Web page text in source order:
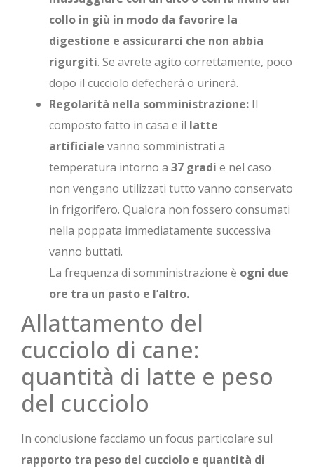
collo in giù in modo da favorire la
digestione e assicurarci che non abbia
rigurgiti. Se avrete agito correttamente, poco
dopo il cucciolo defecherà o urinerà.
Regolarità nella somministrazione: Il
composto fatto in casa e il latte
artificiale vanno somministrati a
temperatura intorno a 37 gradi e nel caso
non vengano utilizzati tutto vanno conservato
in frigorifero. Qualora non fossero consumati
nella poppata immediatamente successiva
vanno buttati.
La frequenza di somministrazione è ogni due
ore tra un pasto e l’altro.
Allattamento del
cucciolo di cane:
quantità di latte e peso
del cucciolo
In conclusione facciamo un focus particolare sul
rapporto tra peso del cucciolo e quantità di